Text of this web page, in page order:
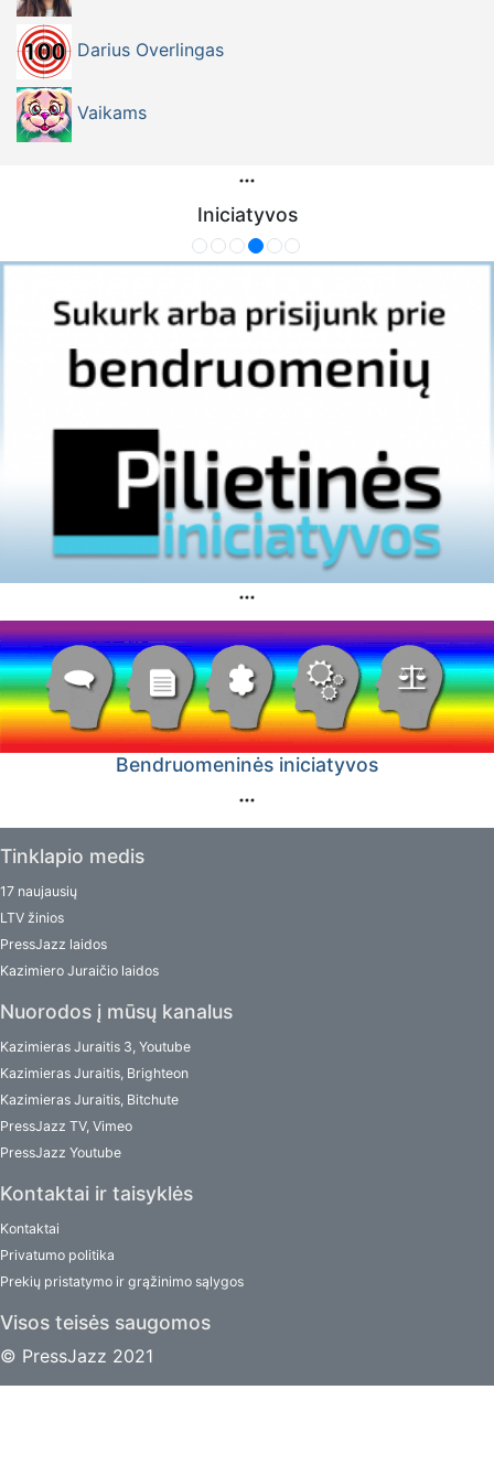
Darius Overlingas
Vaikams
Iniciatyvos
Bendruomeninės iniciatyvos
Tinklapio medis
17 naujausių
LTV žinios
PressJazz laidos
Kazimiero Juraičio laidos
Nuorodos į mūsų kanalus
Kazimieras Juraitis 3, Youtube
Kazimieras Juraitis, Brighteon
Kazimieras Juraitis, Bitchute
PressJazz TV, Vimeo
PressJazz Youtube
Kontaktai ir taisyklės
Kontaktai
Privatumo politika
Prekių pristatymo ir grąžinimo sąlygos
Visos teisės saugomos
© PressJazz 2021